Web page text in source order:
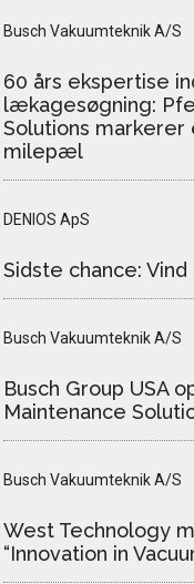
Busch Vakuumteknik A/S
60 års ekspertise
lækagesøgning:
Solutions markerer
milepæl
DENIOS ApS
Sidste chance:
Busch Vakuumteknik A/S
Busch Group USA
Maintenance
Busch Vakuumteknik A/S
West Technology
“Innovation in